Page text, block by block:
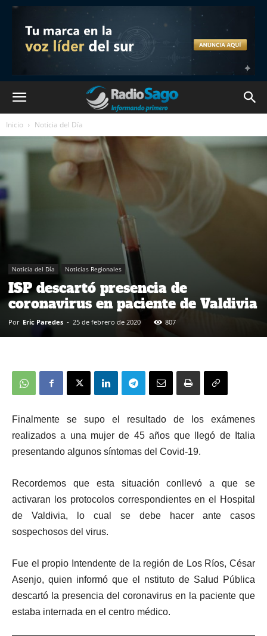
Inicio Noticia del Día
Noticia del Día Noticias Regionales
ISP descartó presencia de
coronavirus en paciente de Valdivia
Por Eric Paredes - 25 de febrero de 2020 807
Finalmente se supo el resultado de los exámenes
realizados a una mujer de 45 años que llegó de Italia
presentando algunos síntomas del Covid-19.
Recordemos que esta situación conllevó a que se
activaran los protocolos correspondientes en el Hospital
de Valdivia, lo cual se debe hacer ante casos
sospechosos del virus.
Fue el propio Intendente de la región de Los Ríos, César
Asenjo, quien informó que el nstituto de Salud Pública
descartó la presencia del coronavirus en la paciente que
estaba internada en el centro médico.